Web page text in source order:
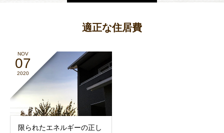
適正な住居費
NOV
07
2020
限られたエネルギーの正し